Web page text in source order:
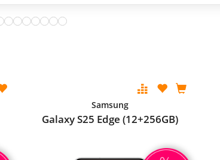
Samsung
Galaxy S25 Edge (12+256GB)